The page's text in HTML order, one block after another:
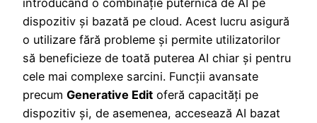
introducând o combinație puternică de AI pe
dispozitiv și bazată pe cloud. Acest lucru asigură
o utilizare fără probleme și permite utilizatorilor
să beneficieze de toată puterea AI chiar și pentru
cele mai complexe sarcini. Funcții avansate
precum Generative Edit oferă capacități pe
dispozitiv și, de asemenea, accesează AI bazat